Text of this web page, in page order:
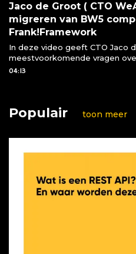
Jaco de Groot ( CTO
migreren van BW5
Frank!Framework
In deze video geeft CTO Jaco
meestvoorkomende vragen
componenten naar het
04:13
Populair toon meer